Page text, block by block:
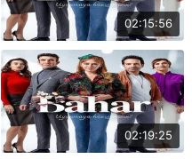
02:15:56
02:19:25